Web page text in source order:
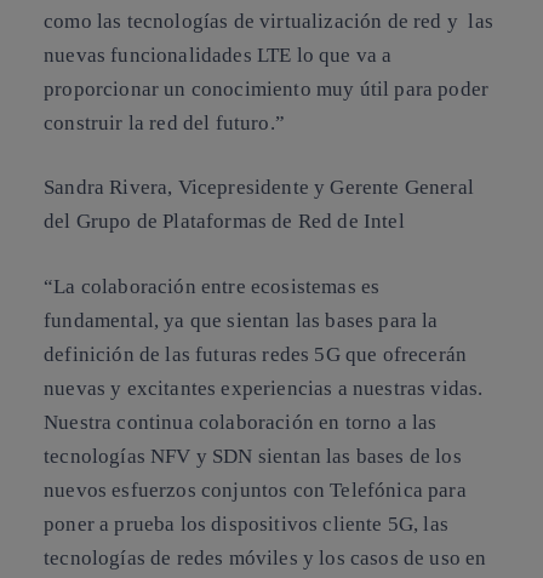
como las tecnologías de virtualización de red y las
nuevas funcionalidades LTE lo que va a
proporcionar un conocimiento muy útil para poder
construir la red del futuro.”
Sandra Rivera, Vicepresidente y Gerente General
del Grupo de Plataformas de Red de Intel
“La colaboración entre ecosistemas es
fundamental, ya que sientan las bases para la
definición de las futuras redes 5G que ofrecerán
nuevas y excitantes experiencias a nuestras vidas.
Nuestra continua colaboración en torno a las
tecnologías NFV y SDN sientan las bases de los
nuevos esfuerzos conjuntos con Telefónica para
poner a prueba los dispositivos cliente 5G, las
tecnologías de redes móviles y los casos de uso en